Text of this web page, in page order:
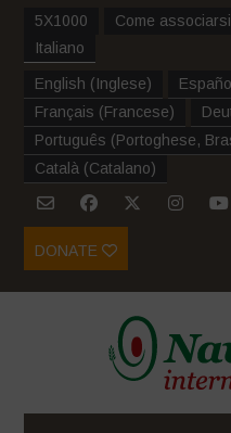
5X1000
Come associarsi
Italiano
English (Inglese) Español
Français (Francese)
Português (Portoghese,
Català (Catalano)
DONATE